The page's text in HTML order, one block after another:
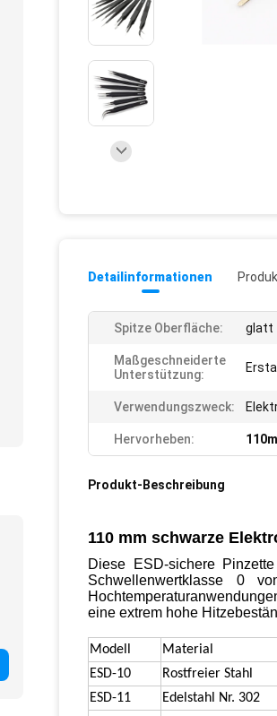
Detailinformationen
Spitze Oberfläche: glatt
Maßgeschneiderte
Unterstützung:
Verwendungszweck:
Hervorheben:
Produkt-Beschreibung
110 mm schwarze
Diese ESD-sichere
Schwellenwertklasse 0
eine extrem hohe
Modell Material
ESD-10
Rostfreier Stahl
ESD-11
Edelstahl Nr. 302